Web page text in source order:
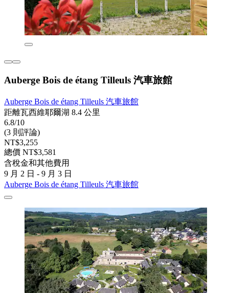
Auberge Bois de étang Tilleuls 汽車旅館
Auberge Bois de étang Tilleuls 汽車旅館
距離瓦西維耶爾湖 8.4 公里
6.8/10
(3 則評論)
NT$3,255
總價 NT$3,581
含稅金和其他費用
9 月 2 日 - 9 月 3 日
Auberge Bois de étang Tilleuls 汽車旅館